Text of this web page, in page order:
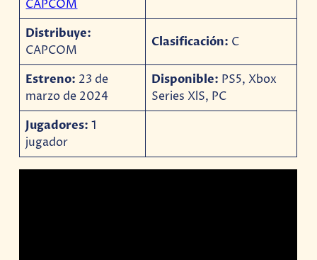
CAPCOM
Distribuye:
CAPCOM
Clasificación: C
Estreno: 23 de
marzo de 2024
Disponible: PS5, Xbox
Series XlS, PC
Jugadores: 1
jugador